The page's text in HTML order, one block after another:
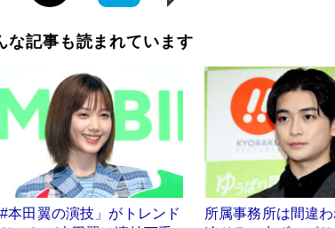
な記事も読まれています
#本田翼の演技」がトレンド
所属事務所は間違